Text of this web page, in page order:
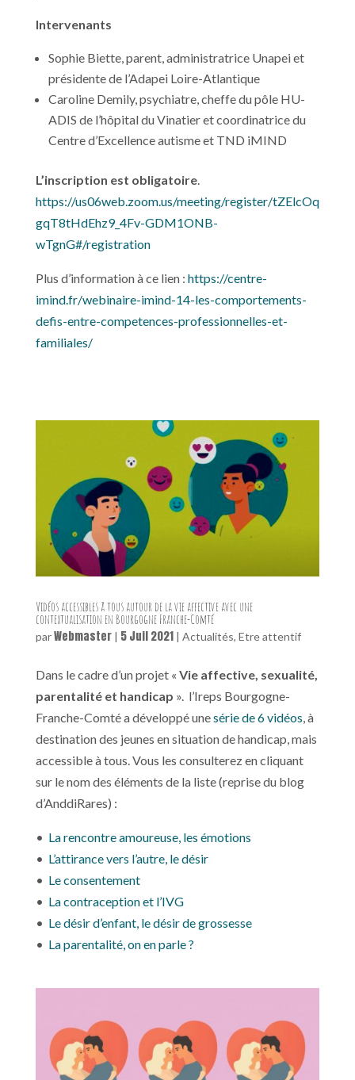
Intervenants
Sophie Biette, parent, administratrice Unapei et
présidente de l’Adapei Loire-Atlantique
Caroline Demily, psychiatre, cheffe du pôle HU-
ADIS de l’hôpital du Vinatier et coordinatrice du
Centre d’Excellence autisme et TND iMIND
L’inscription est obligatoire.
https://us06web.zoom.us/meeting/register/tZElcOq
gqT8tHdEhz9_4Fv-GDM1ONB-
wTgnG#/registration
Plus d’information à ce lien : https://centre-
imind.fr/webinaire-imind-14-les-comportements-
defis-entre-competences-professionnelles-et-
familiales/
Vidéos accessibles à tous autour de la vie affective avec une
contextualisation en Bourgogne Franche-Comté
parWebmaster| 5 Juil 2021 | Actualités, Etre attentif
Dans le cadre d’un projet « Vie affective, sexualité,
parentalité et handicap ». l’Ireps Bourgogne-
Franche-Comté a développé unesérie de 6 vidéos, à
destination des jeunes en situation de handicap, mais
accessible à tous. Vous les consulterez en cliquant
sur le nom des éléments de la liste (reprise du blog
d’AnddiRares) :
• La rencontre amoureuse, les émotions
• L’attirance vers l’autre, le désir
• Le consentement
• La contraception et l’IVG
• Le désir d’enfant, le désir de grossesse
• La parentalité, on en parle ?